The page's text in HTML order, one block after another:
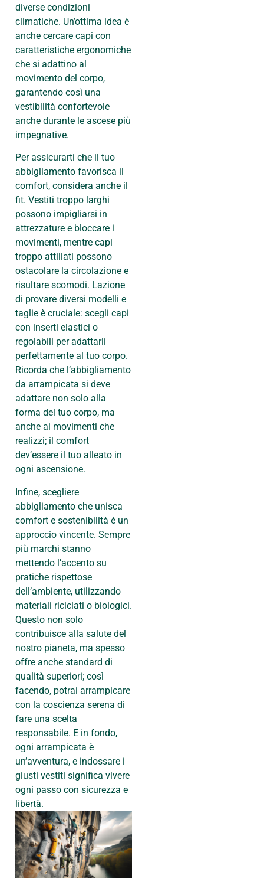
diverse condizioni
climatiche. Un’ottima idea è
anche cercare capi con
caratteristiche ergonomiche
che si adattino al
movimento del corpo,
garantendo così una
vestibilità confortevole
anche durante le ascese più
impegnative.
Per assicurarti che il tuo
abbigliamento favorisca il
comfort, considera anche il
fit. Vestiti troppo larghi
possono impigliarsi in
attrezzature e bloccare i
movimenti, mentre capi
troppo attillati possono
ostacolare la circolazione e
risultare scomodi. Lazione
di provare diversi modelli e
taglie è cruciale: scegli capi
con inserti elastici o
regolabili per adattarli
perfettamente al tuo corpo.
Ricorda che l’abbigliamento
da arrampicata si deve
adattare non solo alla
forma del tuo corpo, ma
anche ai movimenti che
realizzi; il comfort
dev’essere il tuo alleato in
ogni ascensione.
Infine, scegliere
abbigliamento che unisca
comfort e sostenibilità è un
approccio vincente. Sempre
più marchi stanno
mettendo l’accento su
pratiche rispettose
dell’ambiente, utilizzando
materiali riciclati o biologici.
Questo non solo
contribuisce alla salute del
nostro pianeta, ma spesso
offre anche standard di
qualità superiori; così
facendo, potrai arrampicare
con la coscienza serena di
fare una scelta
responsabile. E in fondo,
ogni arrampicata è
un’avventura, e indossare i
giusti vestiti significa vivere
ogni passo con sicurezza e
libertà.